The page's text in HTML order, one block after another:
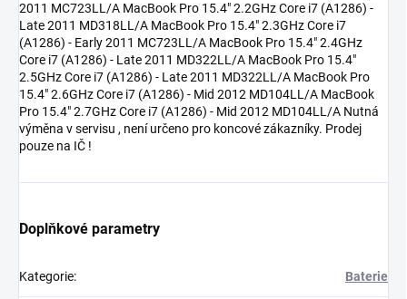
2011 MC723LL/A MacBook Pro 15.4" 2.2GHz Core i7 (A1286) -
Late 2011 MD318LL/A MacBook Pro 15.4" 2.3GHz Core i7
(A1286) - Early 2011 MC723LL/A MacBook Pro 15.4" 2.4GHz
Core i7 (A1286) - Late 2011 MD322LL/A MacBook Pro 15.4"
2.5GHz Core i7 (A1286) - Late 2011 MD322LL/A MacBook Pro
15.4" 2.6GHz Core i7 (A1286) - Mid 2012 MD104LL/A MacBook
Pro 15.4" 2.7GHz Core i7 (A1286) - Mid 2012 MD104LL/A Nutná
výměna v servisu , není určeno pro koncové zákazníky. Prodej
pouze na IČ !
Doplňkové parametry
Kategorie: Baterie